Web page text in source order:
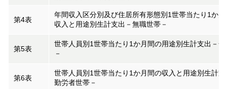
第4表
年間収入区分別及び住居所有形態別1世帯当たり1か月
収入と用途別生計支出－無職世帯－
第5表
世帯人員別1世帯当たり1か月間の用途別生計支出－全
－
第6表
世帯人員別1世帯当たり1か月間の収入と用途別生計支
勤労者世帯－